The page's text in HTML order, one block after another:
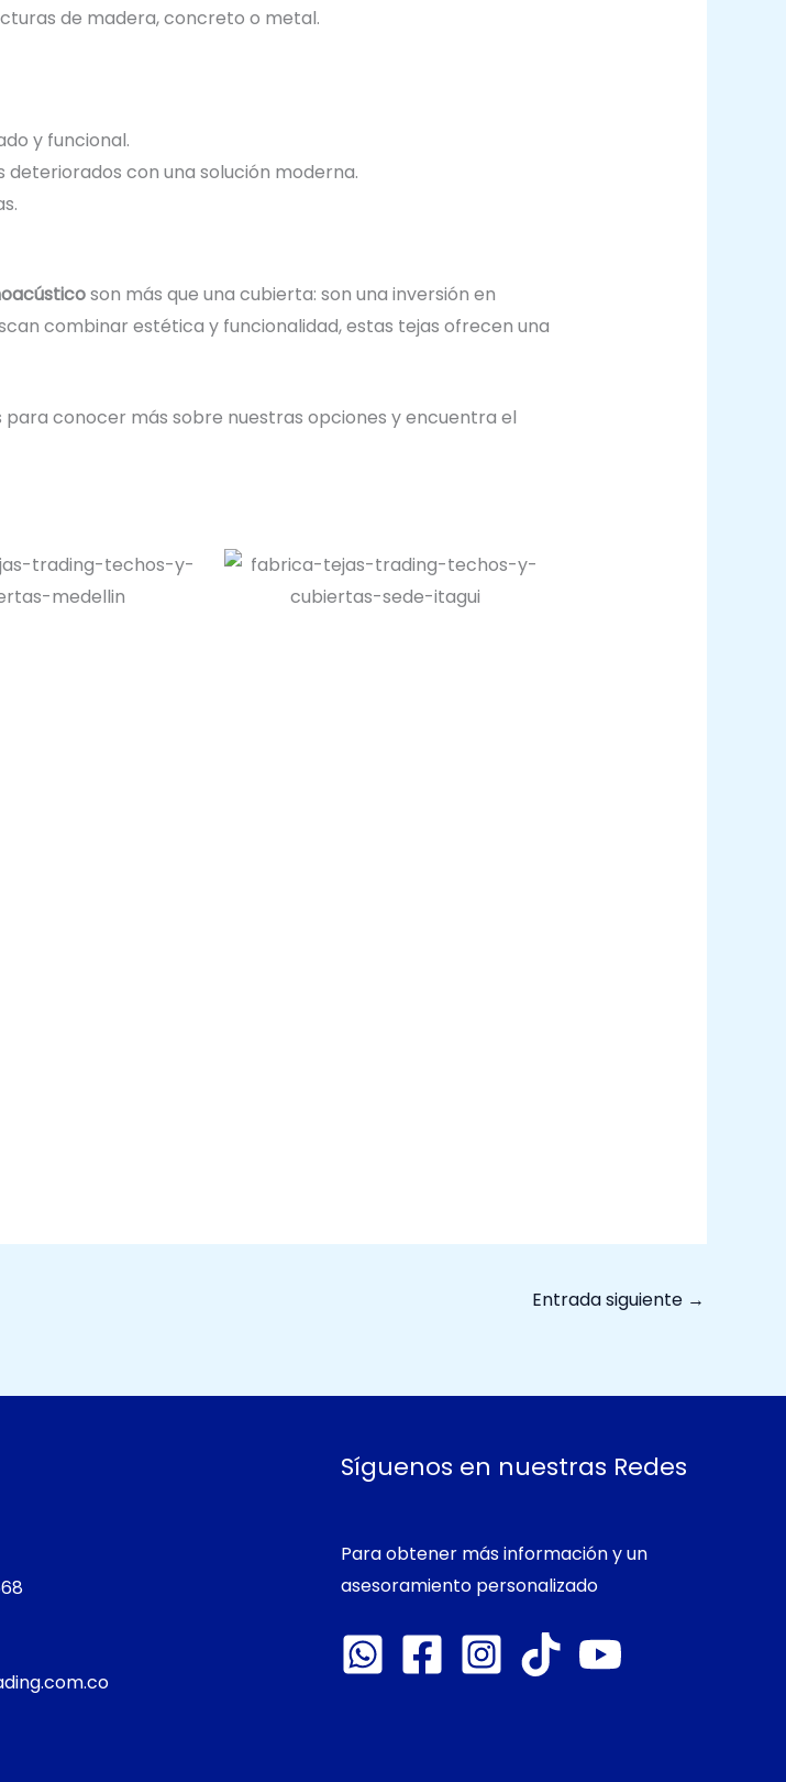
de madera, concreto o metal.
y funcional.
con una solución moderna.
son más que una cubierta: son una inversión en
combinar estética y funcionalidad, estas tejas ofrecen una
conocer más sobre nuestras opciones y encuentra el
Entrada siguiente →
Síguenos en nuestras Redes
Para obtener más información y un
asesoramiento personalizado